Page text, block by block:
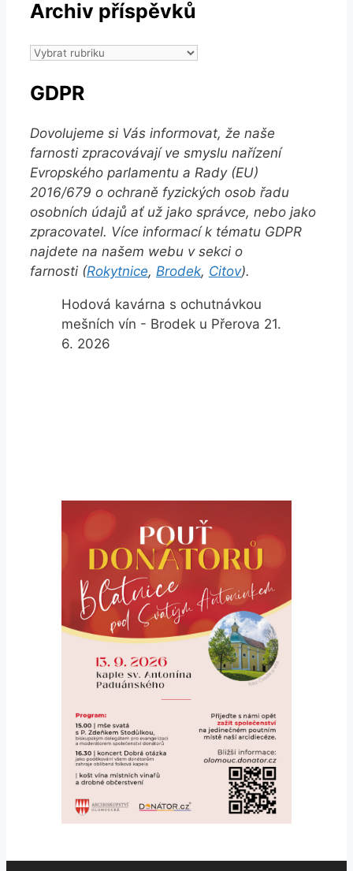
Archiv příspěvků
Archiv
GDPR
Dovolujeme si Vás informovat, že naše
farnosti zpracovávají ve smyslu nařízení
Evropského parlamentu a Rady (EU)
2016/679 o ochraně fyzických osob řadu
osobních údajů ať už jako správce, nebo jako
zpracovatel. Více informací k tématu GDPR
najdete na našem webu v sekci o
farnosti (Rokytnice, Brodek, Citov).
Hodová kavárna s ochutnávkou
mešních vín - Brodek u Přerova 21.
6. 2026